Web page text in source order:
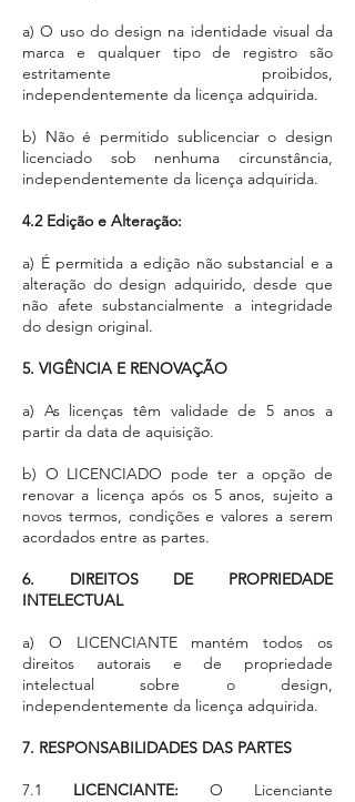
a) O uso do design na identidade visual da
marca e qualquer tipo de registro são
estritamente proibidos,
independentemente da licença adquirida.
b) Não é permitido sublicenciar o design
licenciado sob nenhuma circunstância,
independentemente da licença adquirida.
4.2 Edição e Alteração:
a) É permitida a edição não substancial e a
alteração do design adquirido, desde que
não afete substancialmente a integridade
do design original.
5. VIGÊNCIA E RENOVAÇÃO
a) As licenças têm validade de 5 anos a
partir da data de aquisição.
b) O LICENCIADO pode ter a opção de
renovar a licença após os 5 anos, sujeito a
novos termos, condições e valores a serem
acordados entre as partes.
6. DIREITOS DE PROPRIEDADE
INTELECTUAL
a) O LICENCIANTE mantém todos os
direitos autorais e de propriedade
intelectual sobre o design,
independentemente da licença adquirida.
7. RESPONSABILIDADES DAS PARTES
7.1 LICENCIANTE: O Licenciante